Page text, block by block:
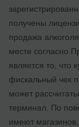
получены
продажа
месте согласно
является то, что
фискальный чек
может
терминал. По
имеют магазинов,